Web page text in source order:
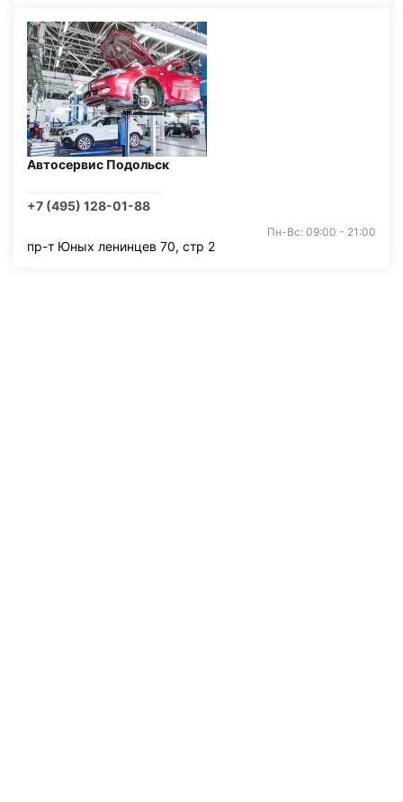
Автосервис Подольск
+7 (495) 128-01-88
Пн-Вс: 09:00 - 21:00
пр-т Юных ленинцев 70, стр 2